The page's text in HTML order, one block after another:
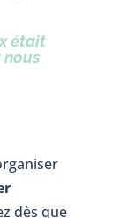
était
dès que